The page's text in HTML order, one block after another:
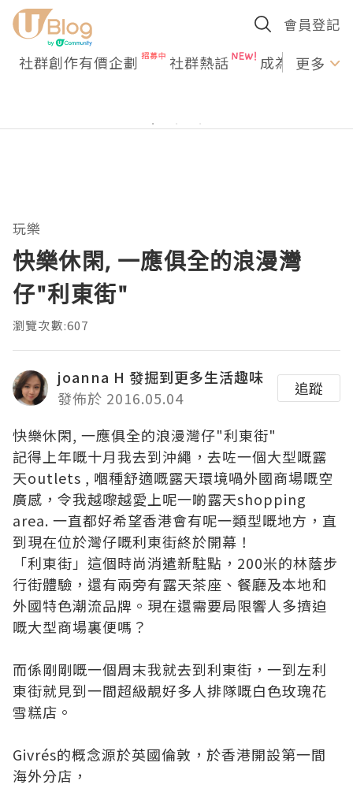
會員登記
社群創作有價企劃 社群熱話 成為U更多
玩樂
快樂休閑, 一應俱全的浪漫灣
仔"利東街"
瀏覽次數:607
joanna H 發掘到更多生活趣味
發佈於 2016.05.04
追蹤
快樂休閑, 一應俱全的浪漫灣仔"利東街"
記得上年嘅十月我去到沖繩，去咗一個大型嘅露
天outlets , 嗰種舒適嘅露天環境喎外國商場嘅空
廣感，令我越嚟越愛上呢一啲露天shopping
area. 一直都好希望香港會有呢一類型嘅地方，直
到現在位於灣仔嘅利東街終於開幕！
「利東街」這個時尚消遣新駐點，200米的林蔭步
行街體驗，還有兩旁有露天茶座、餐廳及本地和
外國特色潮流品牌。現在還需要局限響人多擠迫
嘅大型商場裏便嗎？
而係剛剛嘅一個周末我就去到利東街，一到左利
東街就見到一間超級靚好多人排隊嘅白色玫瑰花
雪糕店。
Givrés的概念源於英國倫敦，於香港開設第一間
海外分店，